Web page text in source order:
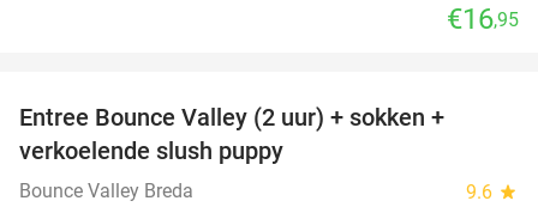
€16,95
Entree Bounce Valley (2 uur) + sokken +
verkoelende slush puppy
Bounce Valley Breda 9.6 star